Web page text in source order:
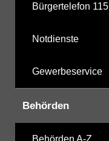
Bürgertelefon 115
Notdienste
Gewerbeservice
Behörden
Behörden A-Z